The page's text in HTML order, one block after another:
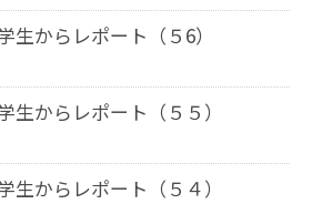
生からレポート（５6）
生からレポート（５５）
生からレポート（５４）